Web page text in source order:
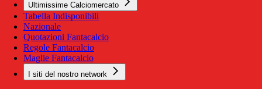
Ultimissime Calciomercato
Tabella Indisponibili
Nazionale
Quotazioni Fantacalcio
Regole Fantacalcio
Maglie Fantacalcio
I siti del nostro network